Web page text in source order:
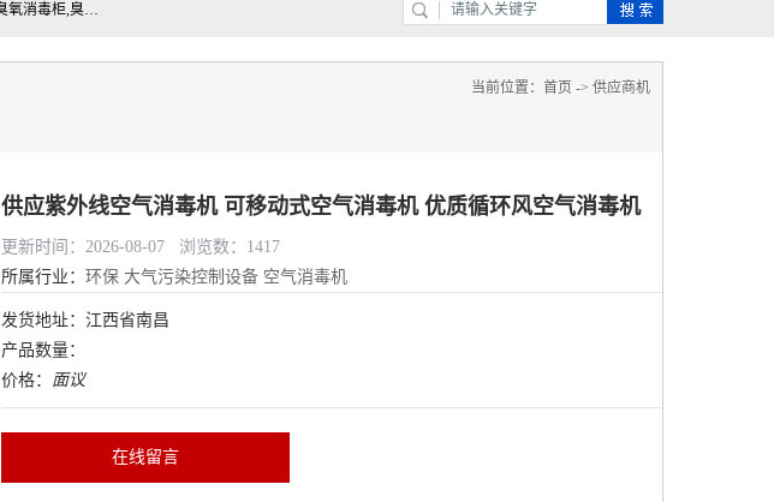
主营:医用空气消毒机，臭氧消空气毒机,循环风紫外线空气消毒机,臭氧发生器,低温烘干臭氧消毒柜,常温臭氧消毒柜,臭氧水消毒机,管道容器臭氧消毒机,内置式臭氧消毒机,外置式臭氧消毒机,床单位臭氧消毒器。医用工作服灭菌柜，医用拖鞋消毒柜,麻醉机内管路消毒机，呼吸机回路消毒机
当前位置： 首页 -> 供应商机
供应紫外线空气消毒机 可移动式空气消毒机 优质循环风空气消毒机
更新时间：2026-08-07 浏览数：1417
所属行业： 环保 大气污染控制设备 空气消毒机
发货地址：江西省南昌
产品数量：
价格： 面议
在线留言